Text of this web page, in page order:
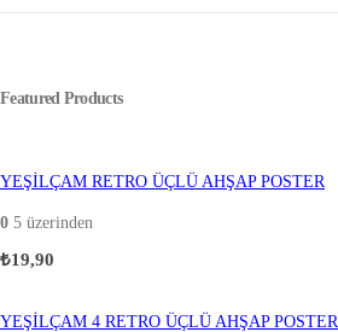
Featured Products
YEŞİLÇAM RETRO ÜÇLÜ AHŞAP POSTER
0 5 üzerinden
₺19,90
YEŞİLÇAM 4 RETRO ÜÇLÜ AHŞAP POSTER